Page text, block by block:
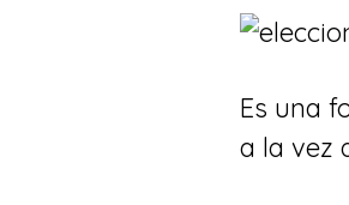
Es una
a la vez